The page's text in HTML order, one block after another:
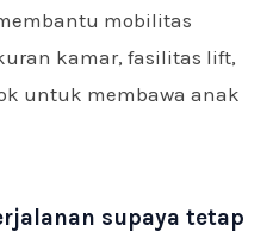
mobilitas
kamar, fasilitas lift,
untuk membawa anak
supaya tetap